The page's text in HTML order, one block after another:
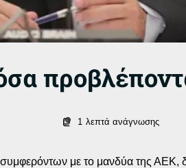
1 λεπτά ανάγνωσης
με το μανδύα της ΑΕΚ,